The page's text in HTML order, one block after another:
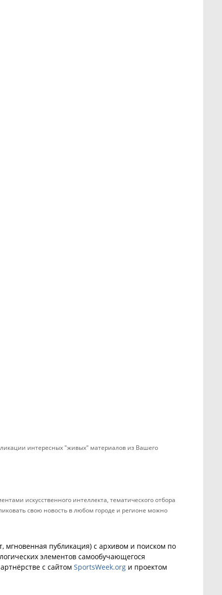
интересных "живых" материалов из Вашего
искусственного интеллекта, тематического отбора
свою новость в любом городе и регионе можно
публикация) с архивом и поиском по
элементов самообучающегося
с сайтом SportsWeek.org и проектом